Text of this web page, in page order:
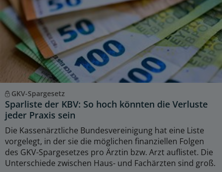
GKV-Spargesetz
Sparliste der KBV: So hoch könnten die Verluste
jeder Praxis sein
Die Kassenärztliche Bundesvereinigung hat eine Liste
vorgelegt, in der sie die möglichen finanziellen Folgen
des GKV-Spargesetzes pro Ärztin bzw. Arzt auflistet. Die
Unterschiede zwischen Haus- und Fachärzten sind groß.